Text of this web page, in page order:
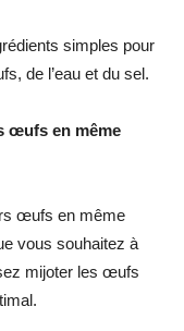
simples pour
de l’eau et du sel.
œufs en même
œufs en même
vous souhaitez à
mijoter les œufs